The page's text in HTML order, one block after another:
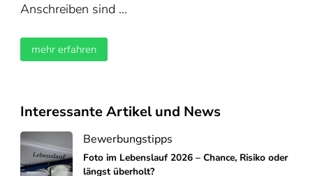
Anschreiben sind …
mehr erfahren
Interessante Artikel und News
Bewerbungstipps
Foto im Lebenslauf 2026 – Chance, Risiko oder
längst überholt?